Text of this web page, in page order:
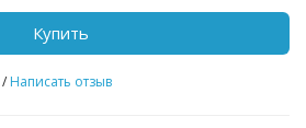
Купить
/ Написать отзыв